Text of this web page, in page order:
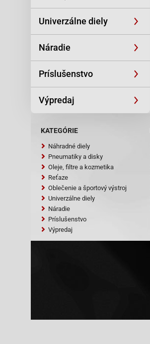
Univerzálne diely
Náradie
Príslušenstvo
Výpredaj
KATEGÓRIE
Náhradné diely
Pneumatiky a disky
Oleje, filtre a kozmetika
Reťaze
Oblečenie a športový výstroj
Univerzálne diely
Náradie
Príslušenstvo
Výpredaj